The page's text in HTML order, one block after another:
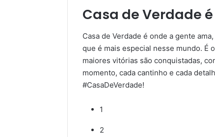
Casa de Verdade
Casa de Verdade é onde a gente
que é mais especial nesse mundo. É
maiores vitórias são conquistadas,
momento, cada cantinho e cada
#CasaDeVerdade!
1
2